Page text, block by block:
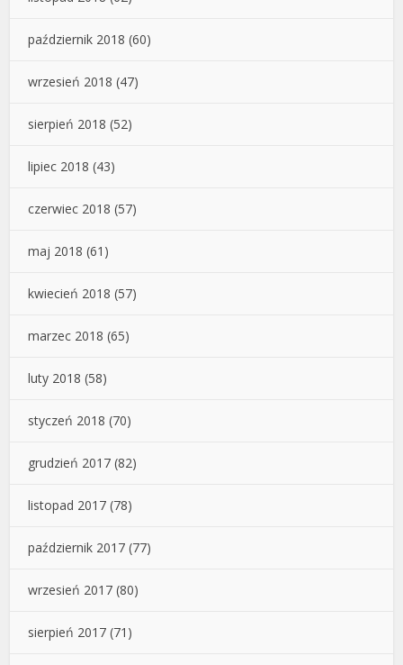
październik 2018 (60)
wrzesień 2018 (47)
sierpień 2018 (52)
lipiec 2018 (43)
czerwiec 2018 (57)
maj 2018 (61)
kwiecień 2018 (57)
marzec 2018 (65)
luty 2018 (58)
styczeń 2018 (70)
grudzień 2017 (82)
listopad 2017 (78)
październik 2017 (77)
wrzesień 2017 (80)
sierpień 2017 (71)